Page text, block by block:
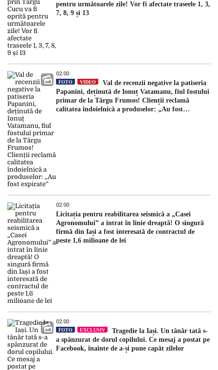
pentru următoarele zile! Vor fi afectate traseele 1, 3,
7, 8, 9 și 13
02:00
FOTO VIDEO
Val de recenzii negative la patiseria
Papanini, deținută de Ionuț Vatamanu, fiul fostului
primar de la Târgu Frumos! Clienții reclamă
calitatea îndoielnică a produselor: „Au fost
02:00
Licitația pentru reabilitarea seismică a „Casei
Agronomului” a intrat în linie dreaptă! O singură
firmă din Iași a fost interesată de contractul de
peste 1,6 milioane de lei
02:00
FOTO EXCLUSIV
Tragedie la Iași. Un tânăr tată s-
a spânzurat de dorul copilului. Ce mesaj a postat pe
Facebook, înainte de a-și pune capăt zilelor